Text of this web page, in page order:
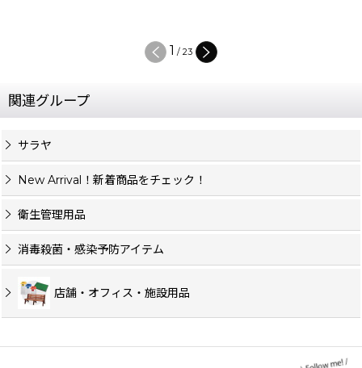
1 / 23
関連グループ
サラヤ
New Arrival！新着商品をチェック！
衛生管理用品
消毒殺菌・感染予防アイテム
店舗・オフィス・施設用品